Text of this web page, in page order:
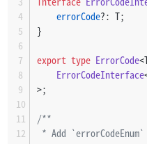
"POST /
: "/
payload
errorCode?: T;
}
export type ErrorCode
ErrorCodeInterface
>;
/**
* Add